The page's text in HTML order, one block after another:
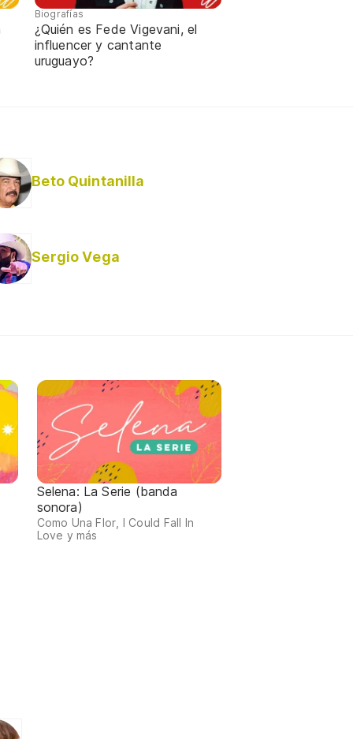
Biografías
¿Quién es Fede Vigevani, el
influencer y cantante
uruguayo?
Beto Quintanilla
Sergio Vega
Selena: La Serie (banda
sonora)
Como Una Flor, I Could Fall In
Love y más